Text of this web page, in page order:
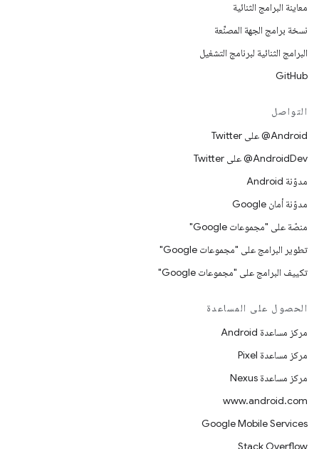
معاينة البرامج الثنائية
نسخة برامج الجهة المصنِّعة
البرامج الثنائية لبرنامج التشغيل
GitHub
التواصل
‎@Android على Twitter
‎@AndroidDev على Twitter
مدوّنة Android
مدوّنة أمان Google
منصّة على "مجموعات Google"
تطوير البرامج على "مجموعات Google"
تكييف البرامج على "مجموعات Google"
الحصول على المساعدة
مركز مساعدة Android
مركز مساعدة Pixel
مركز مساعدة Nexus
www.android.com
Google Mobile Services
Stack Overflow